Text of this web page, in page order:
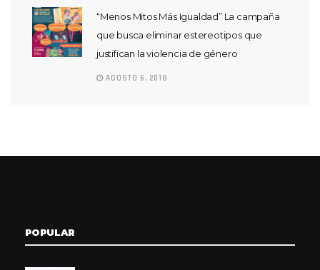
“Menos Mitos Más Igualdad” La campaña
que busca eliminar estereotipos que
justifican la violencia de género
AGOSTO 6, 2018
POPULAR